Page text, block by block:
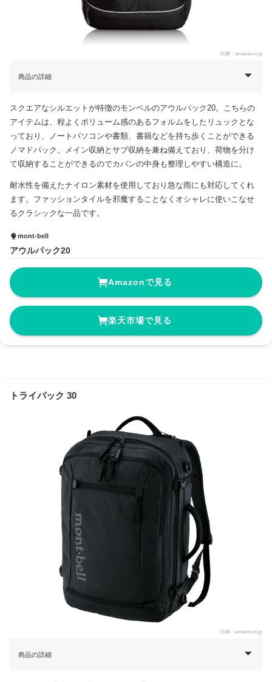
出典： amazon.co.jp
商品の詳細
スクエアなシルエットが特徴のモンベルのアウルパック20。こちらの
アイテムは、程よくボリューム感のあるフォルムをしたリュックとな
っており、ノートパソコンや書類、書籍などを持ち歩くことができる
ノマドパック。メイン収納とサブ収納を兼ね備えており、荷物を分け
て収納することができるのでカバンの中身も整理しやすい構造に。
耐水性を備えたナイロン素材を使用しており急な雨にも対応してくれ
ます。ファッションタイルを邪魔することなくオシャレに使いこなせ
るクラシックな一品です。
mont-bell
アウルパック20
Amazonで見る
楽天市場で見る
トライパック 30
出典： amazon.co.jp
商品の詳細